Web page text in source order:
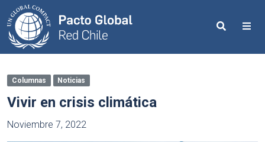
Search
Columnas Noticias
Vivir en crisis climática
Noviembre 7, 2022